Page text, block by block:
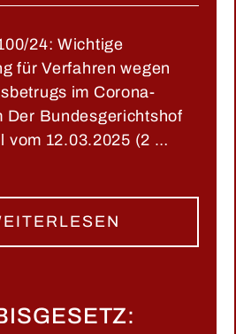
24: Wichtige
für Verfahren wegen
im Corona-
Der Bundesgerichtshof
vom 12.03.2025 (2 …